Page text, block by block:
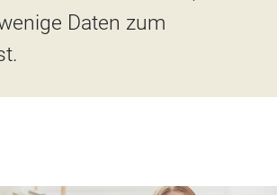
Daten zum